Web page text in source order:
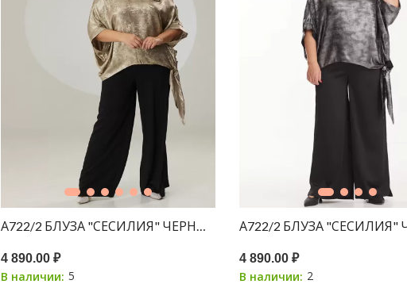
А722/2 БЛУЗА "СЕСИЛИЯ" ЧЕРНЫЙ С НАПЫЛЕНИЕМ ЗОЛОТО
4 890.00 ₽
В наличии: 5
А722/2 БЛУЗА
4 890.00 ₽
В наличии: 2